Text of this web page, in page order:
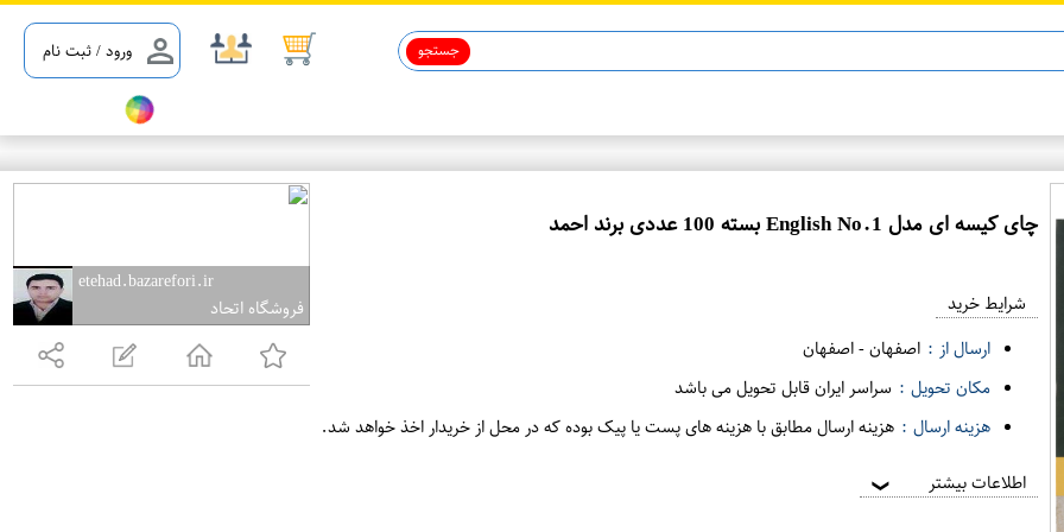
ورود / ثبت نام جستجو
etehad.bazarefori.ir
فروشگاه اتحاد
چای کیسه ای مدل English No.1 بسته 100 عددی برند احمد
شرایط خرید
ارسال از : اصفهان-اصفهان
مکان تحویل : سراسر ایران قابل تحویل می باشد
هزینه ارسال : هزینه ارسال مطابق با هزینه های پست یا پیک بوده که در محل از خریدار اخذ خواهد شد.
اطلاعات بیشتر ❯